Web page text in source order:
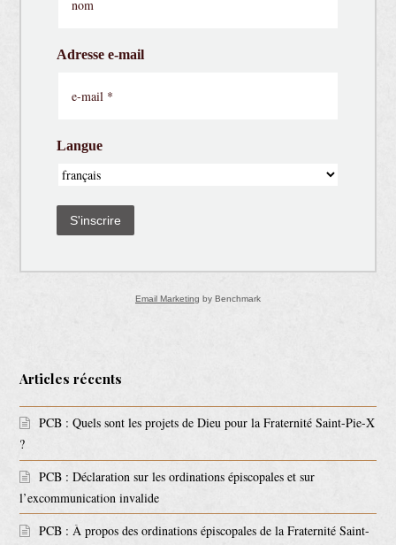
Adresse e-mail
Langue
S'inscrire
Email Marketing by Benchmark
Articles récents
PCB : Quels sont les projets de Dieu pour la Fraternité Saint-Pie-X
?
PCB : Déclaration sur les ordinations épiscopales et sur
l’excommunication invalide
PCB : À propos des ordinations épiscopales de la Fraternité Saint-